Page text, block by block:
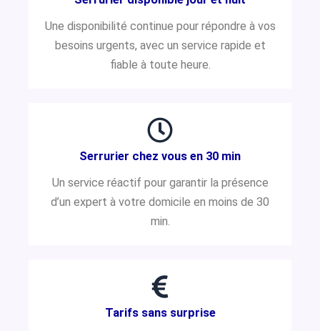
Une disponibilité continue pour répondre à vos
besoins urgents, avec un service rapide et
fiable à toute heure.
Serrurier chez vous en 30 min
Un service réactif pour garantir la présence
d’un expert à votre domicile en moins de 30
min.
Tarifs sans surprise